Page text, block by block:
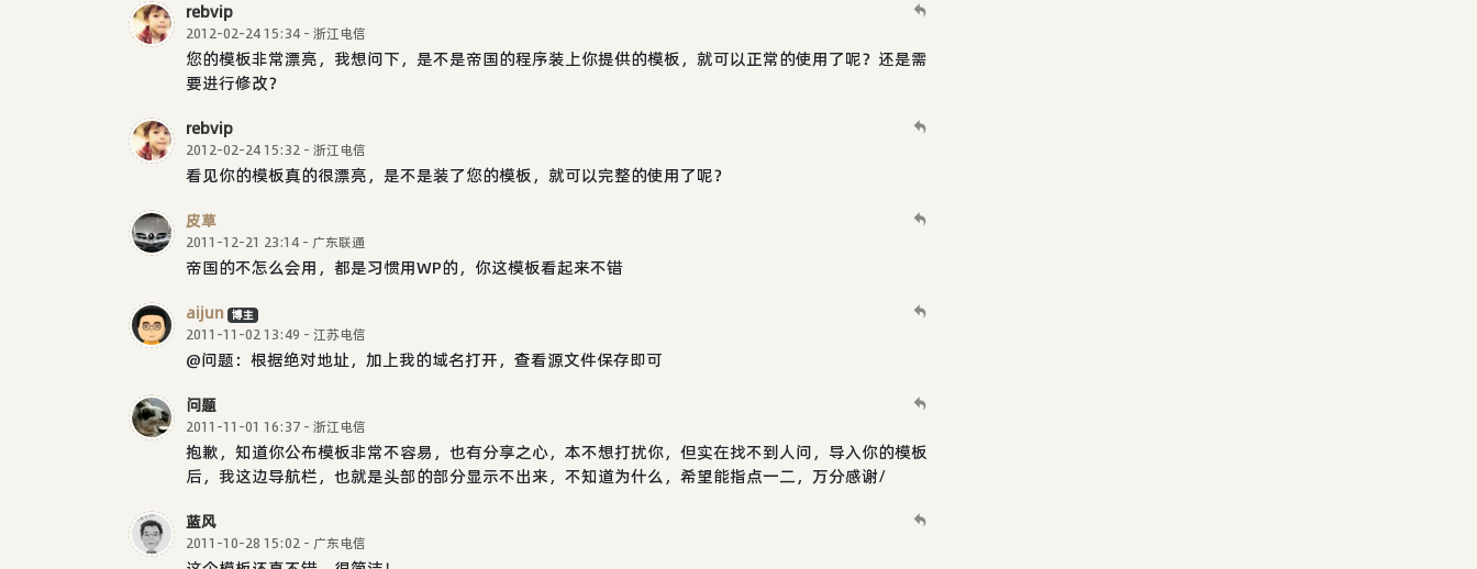
rebvip
2012-02-24 15:34 - 浙江电信
您的模板非常漂亮，我想问下，是不是帝国的程序装上你提供的模板，就可以正常的使用了呢？还是需
要进行修改？
rebvip
2012-02-24 15:32 - 浙江电信
看见你的模板真的很漂亮，是不是装了您的模板，就可以完整的使用了呢？
皮草
2011-12-21 23:14 - 广东联通
帝国的不怎么会用，都是习惯用WP的，你这模板看起来不错
aijun 博主
2011-11-02 13:49 - 江苏电信
@问题：根据绝对地址，加上我的域名打开，查看源文件保存即可
问题
2011-11-01 16:37 - 浙江电信
抱歉，知道你公布模板非常不容易，也有分享之心，本不想打扰你，但实在找不到人问，导入你的模板
后，我这边导航栏，也就是头部的部分显示不出来，不知道为什么，希望能指点一二，万分感谢/
蓝风
2011-10-28 15:02 - 广东电信